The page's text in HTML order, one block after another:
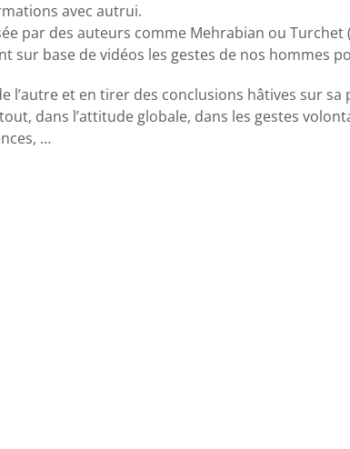
avec autrui.
par des auteurs comme Mehrabian ou Turchet
sur base de vidéos les gestes de nos hommes
l’autre et en tirer des conclusions hâtives sur sa
dans l’attitude globale, dans les gestes
…